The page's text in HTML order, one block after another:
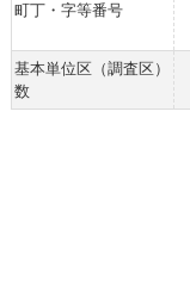
町丁・字等番号
基本単位区（調査区）
数